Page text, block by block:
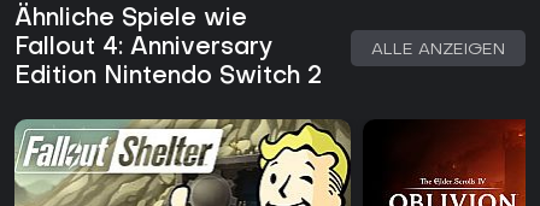
Ähnliche Spiele wie
Fallout 4: Anniversary
Edition Nintendo Switch 2
ALLE ANZEIGEN